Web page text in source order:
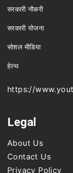
सरकारी नौकरी
सरकारी योजना
सोशल मीडिया
हेल्थ
https://
Legal
About Us
Contact Us
Privacy Policy